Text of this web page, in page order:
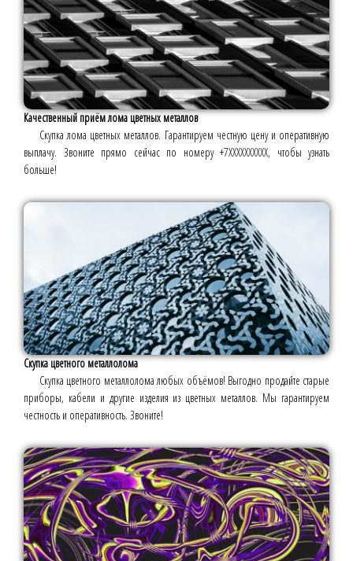
Качественный приём лома цветных металлов
Скупка лома цветных металлов. Гарантируем честную цену и оперативную
выплачу. Звоните прямо сейчас по номеру +7ХХХХХХХХХХ, чтобы узнать
больше!
Скупка цветного металлолома
Скупка цветного металлолома любых объёмов! Выгодно продайте старые
приборы, кабели и другие изделия из цветных металлов. Мы гарантируем
честность и оперативность. Звоните!